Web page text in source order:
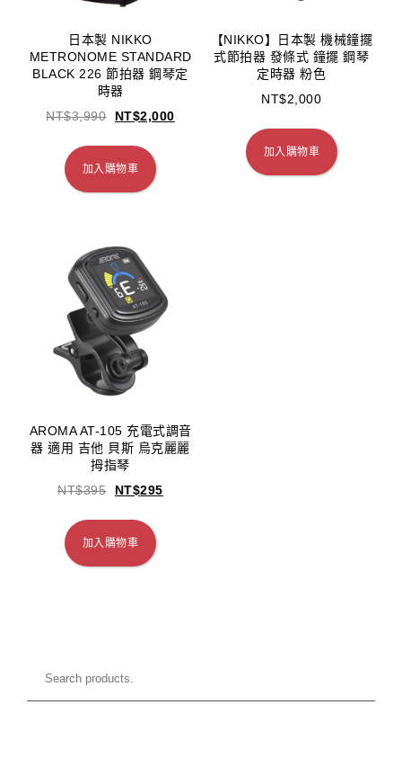
日本製 NIKKO
METRONOME STANDARD
BLACK 226 節拍器 鋼琴定
時器
NT$3,990 NT$2,000
加入購物車
【NIKKO】日本製 機械鐘擺
式節拍器 發條式 鐘擺 鋼琴
定時器 粉色
NT$2,000
加入購物車
AROMA AT-105 充電式調音
器 適用 吉他 貝斯 烏克麗麗
拇指琴
NT$395 NT$295
加入購物車